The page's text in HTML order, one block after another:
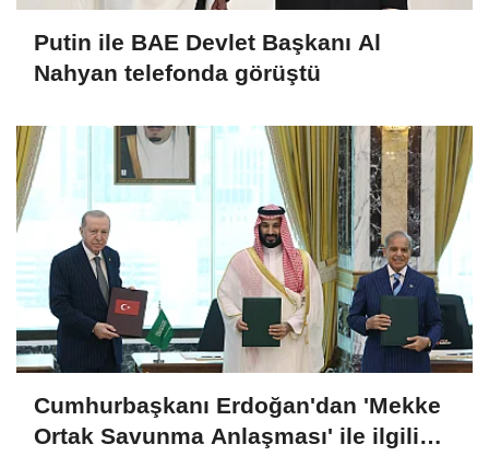
Putin ile BAE Devlet Başkanı Al
Nahyan telefonda görüştü
Cumhurbaşkanı Erdoğan'dan 'Mekke
Ortak Savunma Anlaşması' ile ilgili